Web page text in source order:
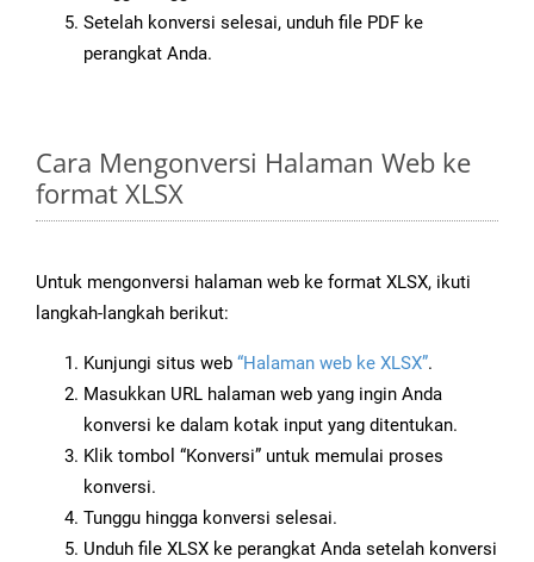
Setelah konversi selesai, unduh file PDF ke
perangkat Anda.
Cara Mengonversi Halaman Web ke
format XLSX
Untuk mengonversi halaman web ke format XLSX, ikuti
langkah-langkah berikut:
Kunjungi situs web “Halaman web ke XLSX”.
Masukkan URL halaman web yang ingin Anda
konversi ke dalam kotak input yang ditentukan.
Klik tombol “Konversi” untuk memulai proses
konversi.
Tunggu hingga konversi selesai.
Unduh file XLSX ke perangkat Anda setelah konversi